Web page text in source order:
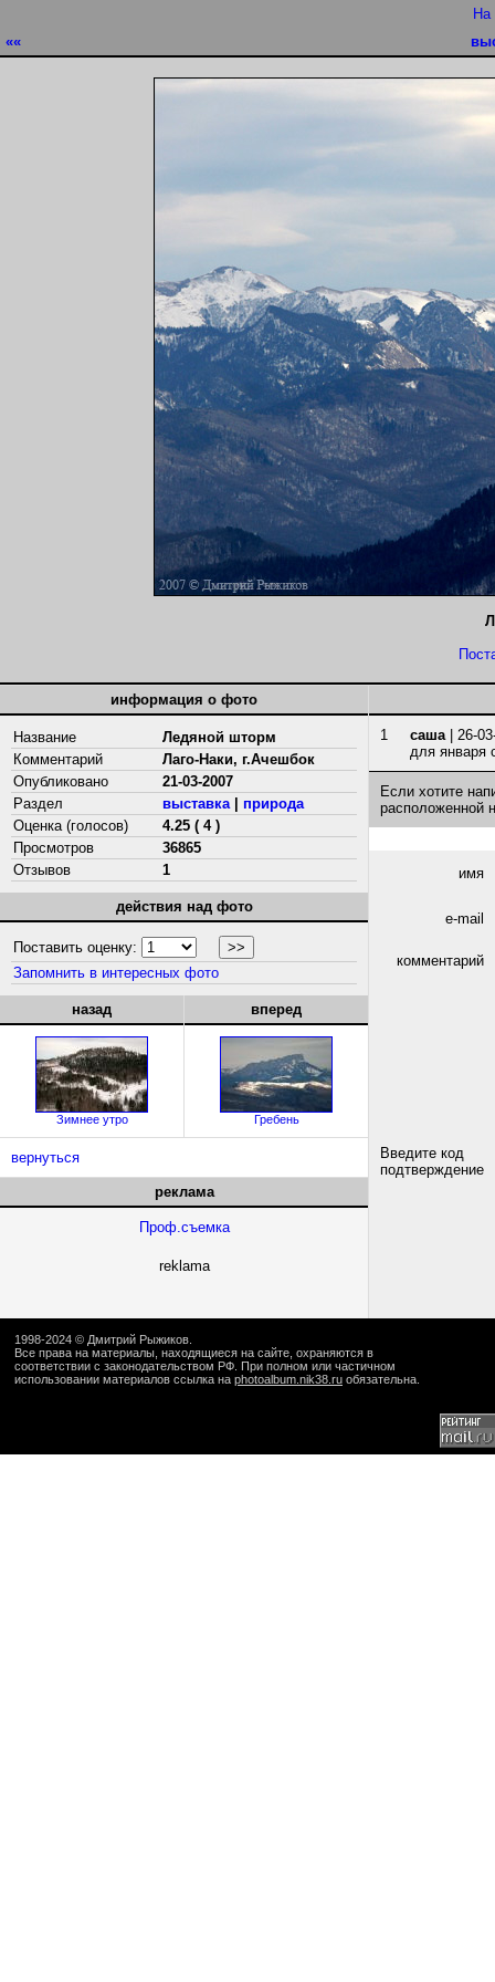
На
««
информация о фото
Название
Ледяной шторм
Комментарий
Лаго-Наки, г.Ачешбок
Опубликовано
21-03-2007
Раздел
выставка| природа
Оценка (голосов)
4.25 ( 4 )
Просмотров
36865
Отзывов
1
действия над фото
Поставить оценку:
Запомнить в интересных фото
назад
Зимнее утро
вперед
Гребень
вернуться
реклама
Проф.съемка
reklama
1 саша| 26-
для января
Если хотите
расположенной
имя
e-mail
комментарий
Введите код
подтверждение
1998-2024 © Дмитрий Рыжиков
Все права на материалы, находящиеся на сайте, охраняются в
соответствии с законодательством РФ. При полном или частичном
использовании материалов ссылка на photoalbum.nik38.ru обязательна.